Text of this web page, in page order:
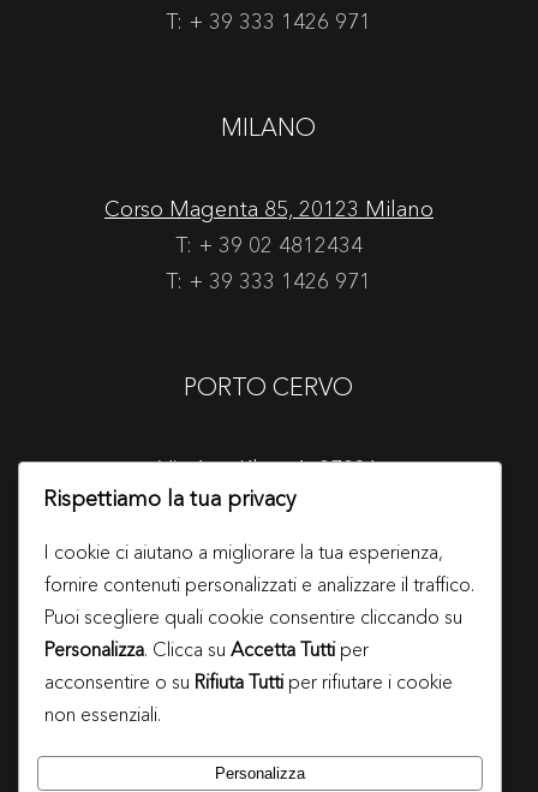
T: + 39 333 1426 971
MILANO
Corso Magenta 85, 20123 Milano
T: + 39 02 4812434
T: + 39 333 1426 971
PORTO CERVO
Via Aga Khan 1, 07021
Arzachena (SS)
T: + 39 334 3763552
info@galleriatonelli.it
Rispettiamo la tua privacy
I cookie ci aiutano a migliorare la tua esperienza,
fornire contenuti personalizzati e analizzare il traffico.
Puoi scegliere quali cookie consentire cliccando su
Personalizza. Clicca su Accetta Tuttiper
acconsentire o su Rifiuta Tuttiper rifiutare i cookie
non essenziali.
Personalizza